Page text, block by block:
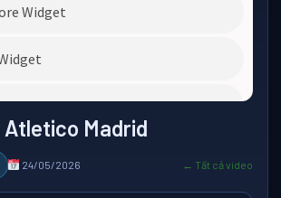
Madrid
24/05/2026 ← Tất cả video